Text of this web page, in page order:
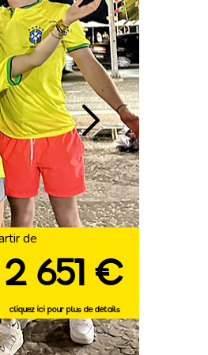
de
2 651 €
cliquez ici pour plus de détails